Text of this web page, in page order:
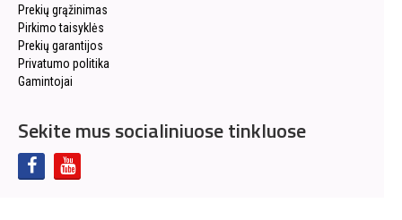
Prekių grąžinimas
Pirkimo taisyklės
Prekių garantijos
Privatumo politika
Gamintojai
Sekite mus socialiniuose tinkluose